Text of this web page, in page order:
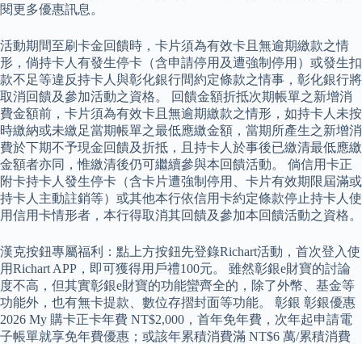
閱更多優惠訊息。
活動期間至刷卡金回饋時，卡片須為有效卡且無逾期繳款之情
形，倘持卡人有發生停卡（含申請停用及遭強制停用）或發生扣
款不足等違反持卡人與彰化銀行間約定條款之情事，彰化銀行將
取消回饋及參加活動之資格。 回饋金額折抵次期帳單之新增消
費金額前，卡片須為有效卡且無逾期繳款之情形，如持卡人未按
時繳納或未繳足當期帳單之最低應繳金額，當期所產生之新增消
費於下期不予現金回饋及折抵，且持卡人於事後已繳清最低應繳
金額者亦同，惟繳清後仍可繼續參與本回饋活動。 倘信用卡正
附卡持卡人發生停卡（含卡片遭強制停用、卡片有效期限屆滿或
持卡人主動註銷等）或其他本行依信用卡約定條款停止持卡人使
用信用卡情形者，本行得取消其回饋及參加本回饋活動之資格。
漢克按鈕專屬福利：點上方按鈕先登錄Richart活動，首次登入使
用Richart APP，即可獲得用戶禮100元。 雖然彰銀e財寶的討論
度不高，但其實彰銀e財寶的功能蠻齊全的，除了外幣、基金等
功能外，也有無卡提款、數位存摺封面等功能。 彰銀 彰銀優惠
2026 My 購卡正卡年費 NT$2,000，首年免年費，次年起申請電
子帳單就享免年費優惠；或該年累積消費滿 NT$6 萬/累積消費